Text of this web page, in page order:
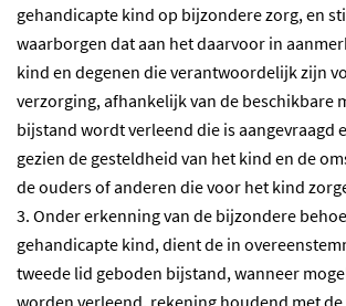
gehandicapte kind op bijzondere zorg, en
waarborgen dat aan het daarvoor in
kind en degenen die verantwoordelijk zijn
verzorging, afhankelijk van de beschikbare
bijstand wordt verleend die is aangevraagd
gezien de gesteldheid van het kind en de
de ouders of anderen die voor het kind
3. Onder erkenning van de bijzondere
gehandicapte kind, dient de in
tweede lid geboden bijstand, wanneer
worden verleend, rekening houdend met